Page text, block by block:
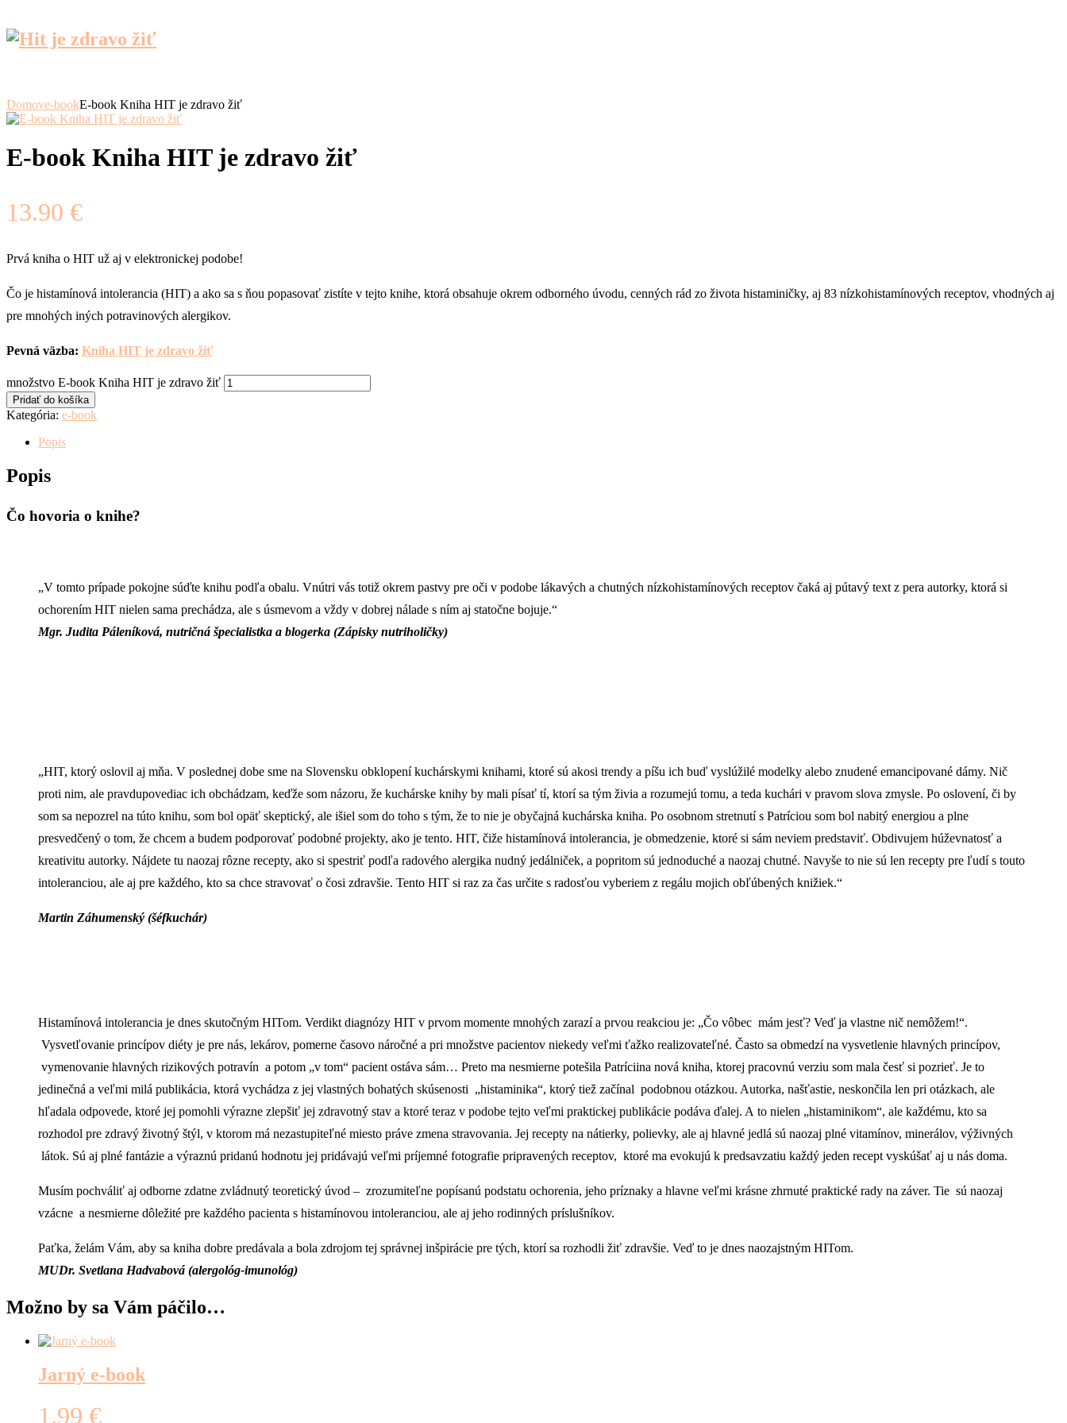
Domove-bookE-book Kniha HIT je zdravo žiť
E-book Kniha HIT je zdravo žiť
13.90 €
Prvá kniha o HIT už aj v elektronickej podobe!
Čo je histamínová intolerancia (HIT) a ako sa s ňou popasovať zistíte v tejto knihe, ktorá obsahuje okrem odborného úvodu, cenných rád zo života histaminičky, aj 83 nízkohistamínových receptov, vhodných aj
pre mnohých iných potravinových alergikov.
Pevná väzba: Kniha HIT je zdravo žiť
množstvo E-book Kniha HIT je zdravo žiť
Pridať do košíka
Kategória: e-book
Popis
Popis
Čo hovoria o knihe?
„V tomto prípade pokojne súďte knihu podľa obalu. Vnútri vás totiž okrem pastvy pre oči v podobe lákavých a chutných nízkohistamínových receptov čaká aj pútavý text z pera autorky, ktorá si
ochorením HIT nielen sama prechádza, ale s úsmevom a vždy v dobrej nálade s ním aj statočne bojuje.“
Mgr. Judita Páleníková, nutričná špecialistka a blogerka (Zápisky nutriholičky)
„HIT, ktorý oslovil aj mňa. V poslednej dobe sme na Slovensku obklopení kuchárskymi knihami, ktoré sú akosi trendy a píšu ich buď vyslúžilé modelky alebo znudené emancipované dámy. Nič
proti nim, ale pravdupovediac ich obchádzam, keďže som názoru, že kuchárske knihy by mali písať tí, ktorí sa tým živia a rozumejú tomu, a teda kuchári v pravom slova zmysle. Po oslovení, či by
som sa nepozrel na túto knihu, som bol opäť skeptický, ale išiel som do toho s tým, že to nie je obyčajná kuchárska kniha. Po osobnom stretnutí s Patríciou som bol nabitý energiou a plne
presvedčený o tom, že chcem a budem podporovať podobné projekty, ako je tento. HIT, čiže histamínová intolerancia, je obmedzenie, ktoré si sám neviem predstaviť. Obdivujem húževnatosť a
kreativitu autorky. Nájdete tu naozaj rôzne recepty, ako si spestriť podľa radového alergika nudný jedálniček, a popritom sú jednoduché a naozaj chutné. Navyše to nie sú len recepty pre ľudí s touto
intoleranciou, ale aj pre každého, kto sa chce stravovať o čosi zdravšie. Tento HIT si raz za čas určite s radosťou vyberiem z regálu mojich obľúbených knižiek.“
Martin Záhumenský (šéfkuchár)
Histamínová intolerancia je dnes skutočným HITom. Verdikt diagnózy HIT v prvom momente mnohých zarazí a prvou reakciou je: „Čo vôbec mám jesť? Veď ja vlastne nič nemôžem!“.
Vysvetľovanie princípov diéty je pre nás, lekárov, pomerne časovo náročné a pri množstve pacientov niekedy veľmi ťažko realizovateľné. Často sa obmedzí na vysvetlenie hlavných princípov,
vymenovanie hlavných rizikových potravín a potom „v tom“ pacient ostáva sám… Preto ma nesmierne potešila Patríciina nová kniha, ktorej pracovnú verziu som mala česť si pozrieť. Je to
jedinečná a veľmi milá publikácia, ktorá vychádza z jej vlastných bohatých skúsenosti „histaminika“, ktorý tiež začínal podobnou otázkou. Autorka, našťastie, neskončila len pri otázkach, ale
hľadala odpovede, ktoré jej pomohli výrazne zlepšiť jej zdravotný stav a ktoré teraz v podobe tejto veľmi praktickej publikácie podáva ďalej. A to nielen „histaminikom“, ale každému, kto sa
rozhodol pre zdravý životný štýl, v ktorom má nezastupiteľné miesto práve zmena stravovania. Jej recepty na nátierky, polievky, ale aj hlavné jedlá sú naozaj plné vitamínov, minerálov, výživných
látok. Sú aj plné fantázie a výraznú pridanú hodnotu jej pridávajú veľmi príjemné fotografie pripravených receptov, ktoré ma evokujú k predsavzatiu každý jeden recept vyskúšať aj u nás doma.
Musím pochváliť aj odborne zdatne zvládnutý teoretický úvod – zrozumiteľne popísanú podstatu ochorenia, jeho príznaky a hlavne veľmi krásne zhrnuté praktické rady na záver. Tie sú naozaj
vzácne a nesmierne dôležité pre každého pacienta s histamínovou intoleranciou, ale aj jeho rodinných príslušníkov.
Paťka, želám Vám, aby sa kniha dobre predávala a bola zdrojom tej správnej inšpirácie pre tých, ktorí sa rozhodli žiť zdravšie. Veď to je dnes naozajstným HITom.
MUDr. Svetlana Hadvabová (alergológ-imunológ)
Možno by sa Vám páčilo…
Jarný e-book
1.99 €